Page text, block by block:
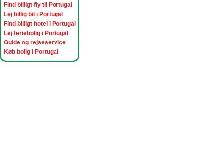
Find billigt fly til Portugal
Lej billig bil i Portugal
Find billigt hotel i Portugal
Lej feriebolig i Portugal
Guide og rejseservice
Køb bolig i Portugal